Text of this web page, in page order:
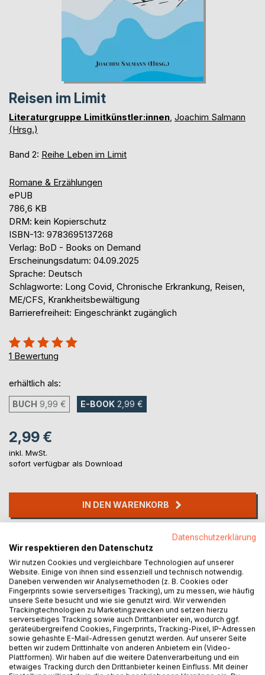
Reisen im Limit
Literaturgruppe Limitkünstler:innen, Joachim Salmann
(Hrsg.)
Band 2: Reihe Leben im Limit
Romane & Erzählungen
ePUB
786,6 KB
DRM: kein Kopierschutz
ISBN-13: 9783695137268
Verlag: BoD - Books on Demand
Erscheinungsdatum: 04.09.2025
Sprache: Deutsch
Schlagworte: Long Covid, Chronische Erkrankung, Reisen,
ME/CFS, Krankheitsbewältigung
Barrierefreiheit: Eingeschränkt zugänglich
Bewertung::
100%
1 Bewertung
erhältlich als:
BUCH 9,99 € E-BOOK 2,99 €
2,99 €
inkl. MwSt.
sofort verfügbar als Download
IN DEN WARENKORB
Titel bewerten
BESCHREIBUNG
Datenschutzerklärung
Wir respektieren den Datenschutz
Wir nutzen Cookies und vergleichbare Technologien auf unserer
Website. Einige von ihnen sind essenziell und technisch notwendig.
Daneben verwenden wir Analysemethoden (z. B. Cookies oder
Fingerprints sowie serverseitiges Tracking), um zu messen, wie häufig
unsere Seite besucht und wie sie genutzt wird. Wir verwenden
Trackingtechnologien zu Marketingzwecken und setzen hierzu
serverseitiges Tracking sowie auch Drittanbieter ein, wodurch ggf.
geräteübergreifend Cookies, Fingerprints, Tracking-Pixel, IP-Adressen
sowie gehashte E-Mail-Adressen genutzt werden. Auf unserer Seite
betten wir zudem Drittinhalte von anderen Anbietern ein (Video-
Plattformen). Wir haben auf die weitere Datenverarbeitung und ein
etwaiges Tracking durch den Drittanbieter keinen Einfluss. Mit deiner